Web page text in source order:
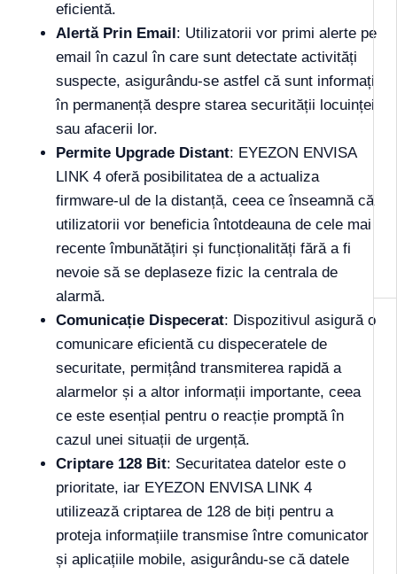
eficientă.
Alertă Prin Email: Utilizatorii vor primi alerte pe
email în cazul în care sunt detectate activități
suspecte, asigurându-se astfel că sunt informați
în permanență despre starea securității locuinței
sau afacerii lor.
Permite Upgrade Distant: EYEZON ENVISA
LINK 4 oferă posibilitatea de a actualiza
firmware-ul de la distanță, ceea ce înseamnă că
utilizatorii vor beneficia întotdeauna de cele mai
recente îmbunătățiri și funcționalități fără a fi
nevoie să se deplaseze fizic la centrala de
alarmă.
Comunicație Dispecerat: Dispozitivul asigură o
comunicare eficientă cu dispeceratele de
securitate, permițând transmiterea rapidă a
alarmelor și a altor informații importante, ceea
ce este esențial pentru o reacție promptă în
cazul unei situații de urgență.
Criptare 128 Bit: Securitatea datelor este o
prioritate, iar EYEZON ENVISA LINK 4
utilizează criptarea de 128 de biți pentru a
proteja informațiile transmise între comunicator
și aplicațiile mobile, asigurându-se că datele